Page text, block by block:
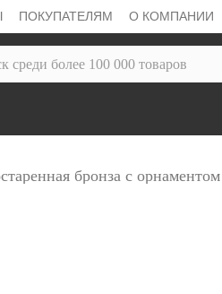
ПОКУПАТЕЛЯМ О КОМПАНИИ